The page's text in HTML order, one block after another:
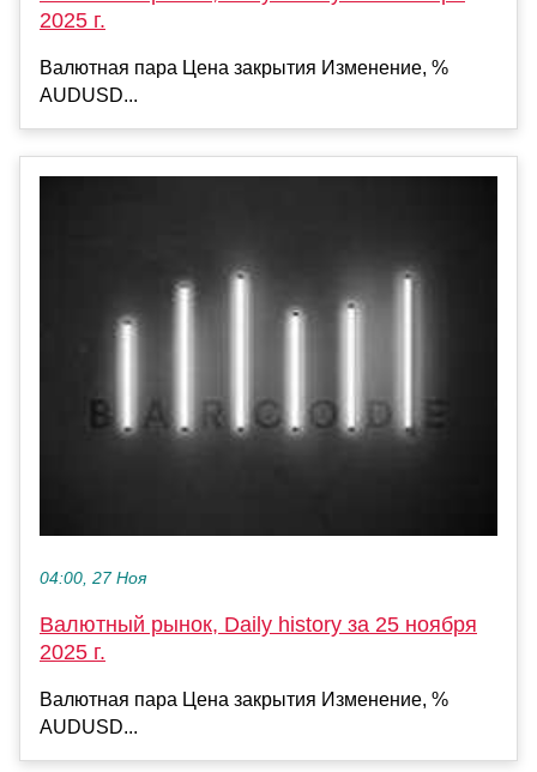
2025 г.
Валютная пара Цена закрытия Изменение, %
AUDUSD...
04:00, 27 Ноя
Валютный рынок, Daily history за 25 ноября
2025 г.
Валютная пара Цена закрытия Изменение, %
AUDUSD...